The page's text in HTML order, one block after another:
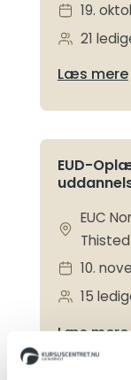
19.
21
Læs mere
EUD-
EUC
Thisted
10.
15
Læs mere